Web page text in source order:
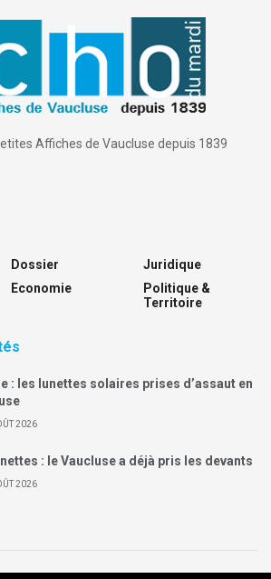
Affiches de Vaucluse depuis 1839
Dossier
Economie
Juridique
Politique &
Territoire
: les lunettes solaires prises d’assaut en
2026
: le Vaucluse a déjà pris les devants
2026